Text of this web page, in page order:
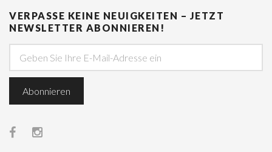
VERPASSE KEINE NEUIGKEITEN – JETZT
NEWSLETTER ABONNIEREN!